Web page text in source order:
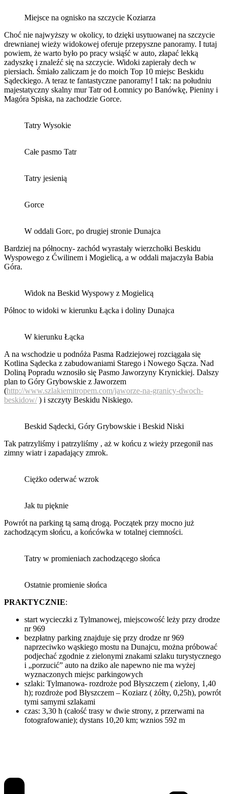
Miejsce na ognisko na szczycie Koziarza
Choć nie najwyższy w okolicy, to dzięki usytuowanej na szczycie
drewnianej wieży widokowej oferuje przepyszne panoramy. I tutaj
powiem, że warto było po pracy wsiąść w auto, złapać lekką
zadyszkę i znaleźć się na szczycie. Widoki zapierały dech w
piersiach. Śmiało zaliczam je do moich Top 10 miejsc Beskidu
Sądeckiego. A teraz te fantastyczne panoramy! I tak: na południu
majestatyczny skalny mur Tatr od Łomnicy po Banówkę, Pieniny i
Magóra Spiska, na zachodzie Gorce.
Tatry Wysokie
Całe pasmo Tatr
Tatry jesienią
Gorce
W oddali Gorc, po drugiej stronie Dunajca
Bardziej na północny- zachód wyrastały wierzchołki Beskidu
Wyspowego z Ćwilinem i Mogielicą, a w oddali majaczyła Babia
Góra.
Widok na Beskid Wyspowy z Mogielicą
Północ to widoki w kierunku Łącka i doliny Dunajca
W kierunku Łącka
A na wschodzie u podnóża Pasma Radziejowej rozciągała się
Kotlina Sądecka z zabudowaniami Starego i Nowego Sącza. Nad
Doliną Popradu wznosiło się Pasmo Jaworzyny Krynickiej. Dalszy
plan to Góry Grybowskie z Jaworzem
(http://www.szlakiemitropem.com/jaworze-na-granicy-dwoch-
beskidow/) i szczyty Beskidu Niskiego.
Beskid Sądecki, Góry Grybowskie i Beskid Niski
Tak patrzyliśmy i patrzyliśmy , aż w końcu z wieży przegonił nas
zimny wiatr i zapadający zmrok.
Ciężko oderwać wzrok
Jak tu pięknie
Powrót na parking tą samą drogą. Początek przy mocno już
zachodzącym słońcu, a końcówka w totalnej ciemności.
Tatry w promieniach zachodzącego słońca
Ostatnie promienie słońca
PRAKTYCZNIE:
start wycieczki z Tylmanowej, miejscowość leży przy drodze
nr 969
bezpłatny parking znajduje się przy drodze nr 969
naprzeciwko wąskiego mostu na Dunajcu, można próbować
podjechać zgodnie z zielonymi znakami szlaku turystycznego
i „porzucić” auto na dziko ale napewno nie ma wyżej
wyznaczonych miejsc parkingowych
szlaki: Tylmanowa- rozdroże pod Błyszczem ( zielony, 1,40
h); rozdroże pod Błyszczem – Koziarz ( żółty, 0,25h), powrót
tymi samymi szlakami
czas: 3,30 h (całość trasy w dwie strony, z przerwami na
fotografowanie); dystans 10,20 km; wznios 592 m